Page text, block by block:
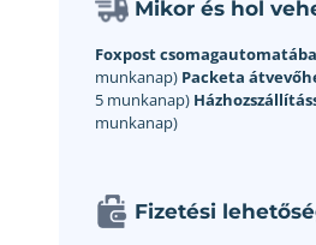
Mikor és hol
Foxpost
munkanap) Packeta
5 munkanap)
munkanap)
Fizetési